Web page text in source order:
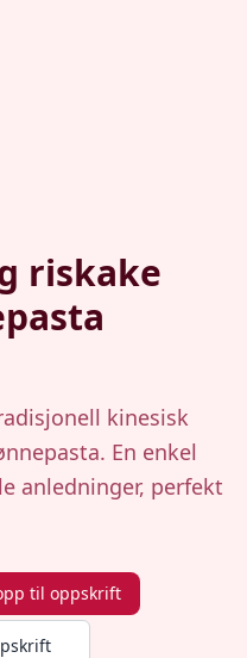
riskake
kinesisk
En enkel
anledninger, perfekt
til oppskrift